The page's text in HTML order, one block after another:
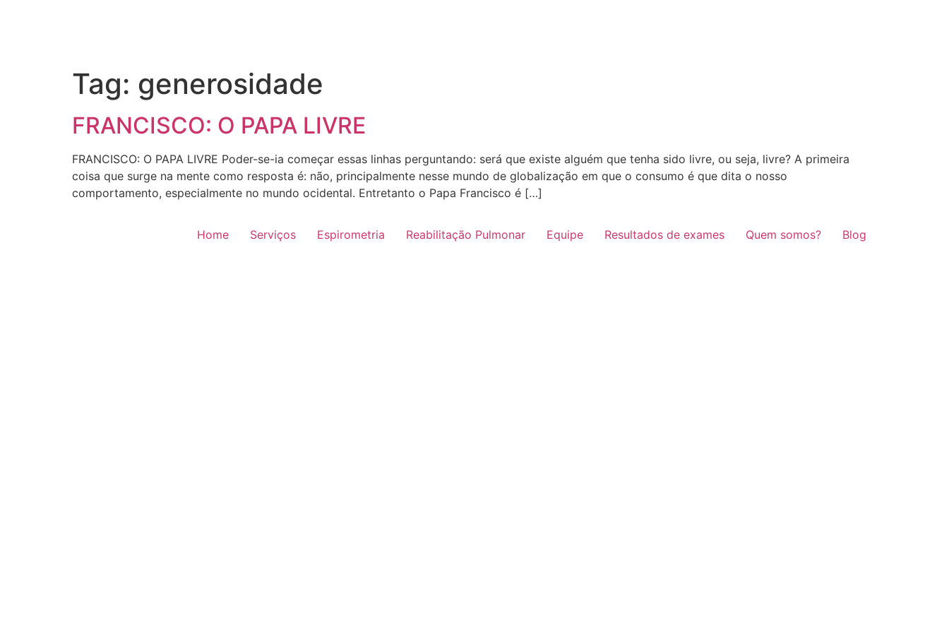
Tag: generosidade
FRANCISCO: O PAPA LIVRE
FRANCISCO: O PAPA LIVRE Poder-se-ia começar essas linhas perguntando: será que existe alguém que tenha sido livre, ou seja, livre? A primeira
coisa que surge na mente como resposta é: não, principalmente nesse mundo de globalização em que o consumo é que dita o nosso
comportamento, especialmente no mundo ocidental. Entretanto o Papa Francisco é […]
Home Serviços Espirometria Reabilitação Pulmonar Equipe Resultados de exames Quem somos? Blog